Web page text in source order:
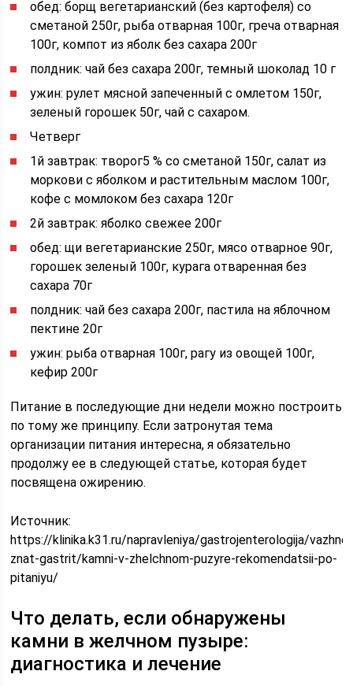
обед: борщ вегетарианский (без картофеля) со
сметаной 250г, рыба отварная 100г, греча отварная
100г, компот из яболк без сахара 200г
полдник: чай без сахара 200г, темный шоколад 10 г
ужин: рулет мясной запеченный с омлетом 150г,
зеленый горошек 50г, чай с сахаром.
Четверг
1й завтрак: творог5 % со сметаной 150г, салат из
моркови с яболком и растительным маслом 100г,
кофе с момлоком без сахара 120г
2й завтрак: яболко свежее 200г
обед: щи вегетарианские 250г, мясо отварное 90г,
горошек зеленый 100г, курага отваренная без
сахара 70г
полдник: чай без сахара 200г, пастила на яблочном
пектине 20г
ужин: рыба отварная 100г, рагу из овощей 100г,
кефир 200г
Питание в последующие дни недели можно построить
по тому же принципу. Если затронутая тема
организации питания интересна, я обязательно
продолжу ее в следующей статье, которая будет
посвящена ожирению.
Источник:
https://klinika.k31.ru/napravleniya/gastrojenterologija/vazhno-
znat-gastrit/kamni-v-zhelchnom-puzyre-rekomendatsii-po-
pitaniyu/
Что делать, если обнаружены
камни в желчном пузыре:
диагностика и лечение